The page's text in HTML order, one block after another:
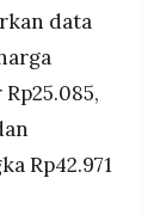
data
Rp42.971